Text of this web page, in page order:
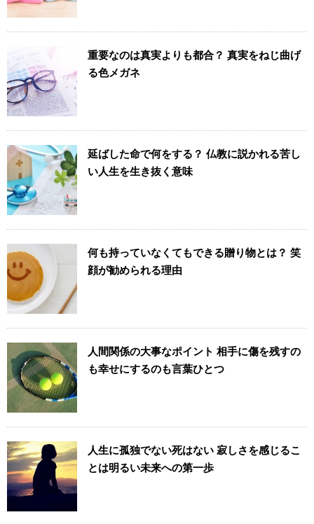
重要なのは真実よりも都合？ 真実をねじ曲げ
る色メガネ
延ばした命で何をする？ 仏教に説かれる苦し
い人生を生き抜く意味
何も持っていなくてもできる贈り物とは？ 笑
顔が勧められる理由
人間関係の大事なポイント 相手に傷を残すの
も幸せにするのも言葉ひとつ
人生に孤独でない死はない 寂しさを感じるこ
とは明るい未来への第一歩